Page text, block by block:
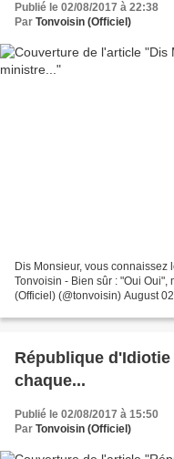
Publié le 02/08/2017 à 22:38
Par Tonvoisin (Officiel)
Dis Monsieur, vous
Tonvoisin - Bien sûr : "Oui
(Officiel) (@tonvoisin) August
République
chaque...
Publié le 02/08/2017 à 15:50
Par Tonvoisin (Officiel)